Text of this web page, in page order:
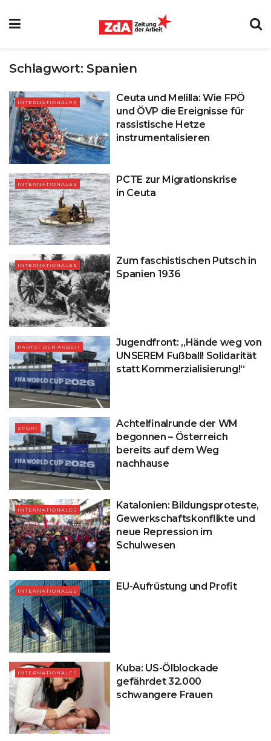
Schlagwort: Spanien
INTERNATIONALES
Ceuta und Melilla: Wie FPÖ
und ÖVP die Ereignisse für
rassistische Hetze
instrumentalisieren
INTERNATIONALES
PCTE zur Migrationskrise
in Ceuta
INTERNATIONALES
Zum faschistischen Putsch in
Spanien 1936
PARTEI DER ARBEIT
Jugendfront: „Hände weg von
UNSEREM Fußball! Solidarität
statt Kommerzialisierung!“
SPORT
Achtelfinalrunde der WM
begonnen – Österreich
bereits auf dem Weg
nachhause
INTERNATIONALES
Katalonien: Bildungsproteste,
Gewerkschaftskonflikte und
neue Repression im
Schulwesen
INTERNATIONALES EU-Aufrüstung und Profit
INTERNATIONALES
Kuba: US-Ölblockade
gefährdet 32.000
schwangere Frauen